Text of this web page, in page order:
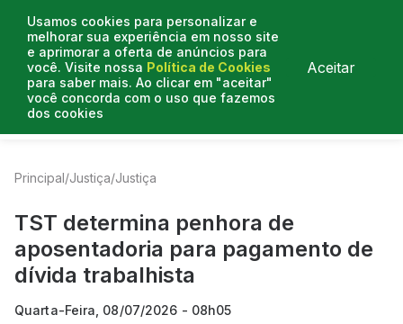
Usamos cookies para personalizar e
melhorar sua experiência em nosso site
e aprimorar a oferta de anúncios para
você. Visite nossa Política de Cookies
para saber mais. Ao clicar em "aceitar"
você concorda com o uso que fazemos
dos cookies
Aceitar
Entrevistas
Principal/Justiça/Justiça
TST determina penhora de
aposentadoria para pagamento de
dívida trabalhista
Quarta-Feira, 08/07/2026 - 08h05